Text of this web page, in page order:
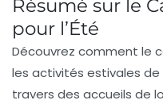
Résumé sur le
pour l’Été
Découvrez comment le
les activités estivales de
travers des accueils de